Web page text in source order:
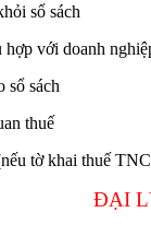
sổ sách
với doanh
sổ sách
thuế
tờ khai thuế
ĐẠI